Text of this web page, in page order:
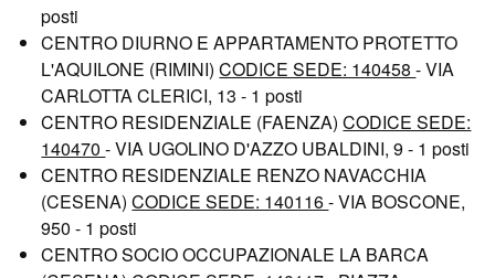
posti
CENTRO DIURNO E APPARTAMENTO PROTETTO
L'AQUILONE (RIMINI)CODICE SEDE: 140458- VIA
CARLOTTA CLERICI, 13 - 1 posti
CENTRO RESIDENZIALE (FAENZA)CODICE SEDE:
140470- VIA UGOLINO D'AZZO UBALDINI, 9 - 1 posti
CENTRO RESIDENZIALE RENZO NAVACCHIA
(CESENA)CODICE SEDE: 140116- VIA BOSCONE,
950 - 1 posti
CENTRO SOCIO OCCUPAZIONALE LA BARCA